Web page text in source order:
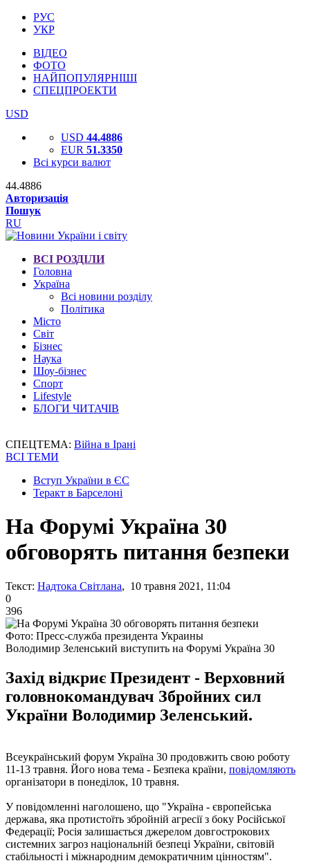
РУС
УКР
ВІДЕО
ФОТО
НАЙПОПУЛЯРНІШІ
СПЕЦПРОЕКТИ
USD
USD 44.4886
EUR 51.3350
Всі курси валют
44.4886
Авторизація
Пошук
RU
ВСІ РОЗДІЛИ
Головна
Україна
Всі новини розділу
Політика
Місто
Світ
Бізнес
Наука
Шоу-бізнес
Спорт
Lifestyle
БЛОГИ ЧИТАЧІВ
СПЕЦТЕМА: Війна в Ірані
ВСІ ТЕМИ
Вступ України в ЄС
Теракт в Барселоні
На Форумі Україна 30
обговорять питання безпеки
Текст: Надтока Світлана, 10 травня 2021, 11:04
0
396
Фото: Пресс-служба президента Украины
Володимир Зеленський виступить на Форумі Україна 30
Захід відкриє Президент - Верховний
головнокомандувач Збройних сил
України Володимир Зеленський.
Всеукраїнський форум Україна 30 продовжить свою роботу
11-13 травня. Його нова тема - Безпека країни, повідомляють
організатори в понеділок, 10 травня.
У повідомленні наголошено, що "Україна - європейська
держава, яка протистоїть збройній агресії з боку Російської
Федерації; Росія залишається джерелом довгострокових
системних загроз національній безпеці України, світовій
стабільності і міжнародним демократичним цінностям".